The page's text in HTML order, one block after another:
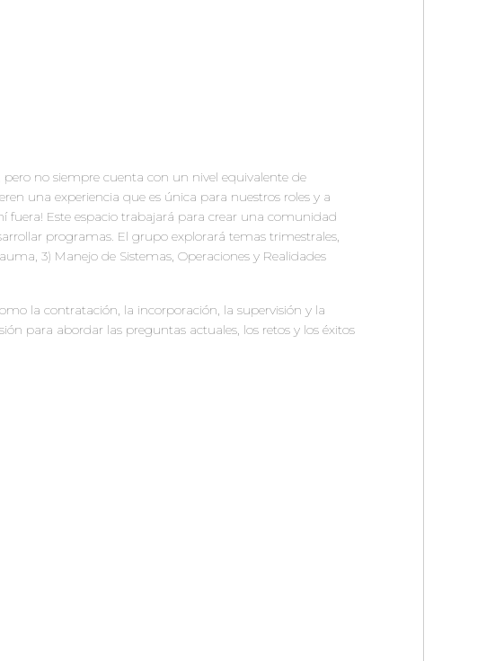
no siempre cuenta con un nivel equivalente de
una experiencia que es única para nuestros roles y a
fuera! Este espacio trabajará para crear una comunidad
programas. El grupo explorará temas trimestrales,
3) Manejo de Sistemas, Operaciones y Realidades
la contratación, la incorporación, la supervisión y la
para abordar las preguntas actuales, los retos y los éxitos